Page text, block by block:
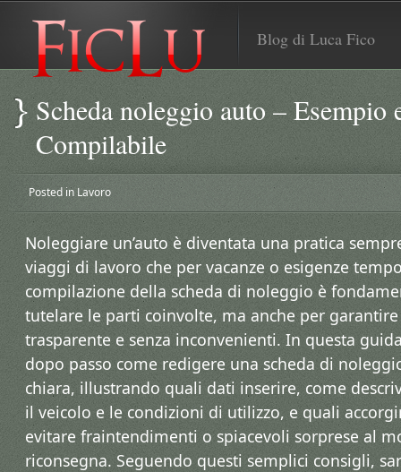
Blog di Luca Fico
Scheda noleggio auto​ – Esempio
Compilabile
Posted in Lavoro
Noleggiare un’auto è diventata una pratica
viaggi di lavoro che per vacanze o esigenze
compilazione della scheda di noleggio è
tutelare le parti coinvolte, ma anche per garantire
trasparente e senza inconvenienti. In questa
dopo passo come redigere una scheda di
chiara, illustrando quali dati inserire, come
il veicolo e le condizioni di utilizzo, e quali
evitare fraintendimenti o spiacevoli sorprese al
riconsegna. Seguendo questi semplici consigli,